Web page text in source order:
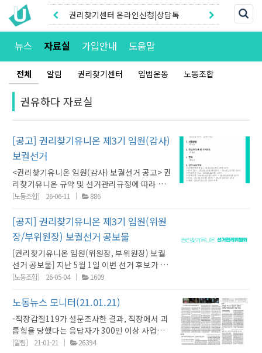
권리찾기센터 온라인신청|상담톡
권리찾기유니온 조합원|후원안내
뉴스 자료실 가입안내 도움말
전체 알림 권리찾기센터 입법운동 노동조합
권유하다 자료실
[공고] 권리찾기유니온 제3기 임원(감사)
보궐선거
<권리찾기유니온 임원(감사) 보궐선거 공고> 권
리찾기유니온 규약 및 선거관리규정에 따라 임
원(감사 2인) 보궐선거를 아래와 같이 공고합니
감사 2인 2. 선출방법 (1) 재적 선거권자의 과반
수가 투표함으로써 선거가 성립합니다. (2) 후보
자 중에 1인을 선택하는 투표를 실시하되, 후보
자가 2인 이하의 경우에는 후보자에 대한 각각
찬반투표를 실시합니다. 단, 후보자가 3인 이상
인 경우에 상위 득표자 2인으로 당선을 확정하
결선투표를 1회 실시합니다. 3. 후보자 등록 및
선거운동 (1) 후보자 등록 기간 : 2026년 06월
16일(화) 09시 ~ 06월 21일(일) 24시 (2) 후보
자로 등록하려는 조합원은 선거관리위원회에 후
보자 등록신청서를 제출합니다. (3) 후보자 등록
[노동조합] 26-06-11 886
[공지] 권리찾기유니온 제3기 임원(위원
장/부위원장) 보궐선거 공보물
[권리찾기유니온 임원(위원장, 부위원장) 보궐
선거 공보물] 지난 5월 1일 이번 선거 후보가 확
정됨에 따라 선거관리위원회에서 각 후보들의
18일부터 5월 22일까지 입니다. 선거권자 조합
원 여러분들의 많은 참여와 소중한 권리행사를
바랍니다. 위원장 선거 1인 선출 <기호 1번 이현
우> <약력>- 전 권리찾기유니온 3기 부위원장 <
대표 공약(개요)>1. 권리찾기유니온 SNS 선전
[노동조합] 26-05-04 1609
노동뉴스 모니터(21.01.21)
-직장갑질119가 설문조사한 결과, 직장에서 괴
롭힘을 당했다는 응답자가 300인 이상 사업장
에선 29.7%였는데, 5인 미만 사업장에선 2배
[알림] 21-01-21 26394